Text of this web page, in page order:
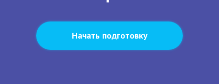
Начать подготовку